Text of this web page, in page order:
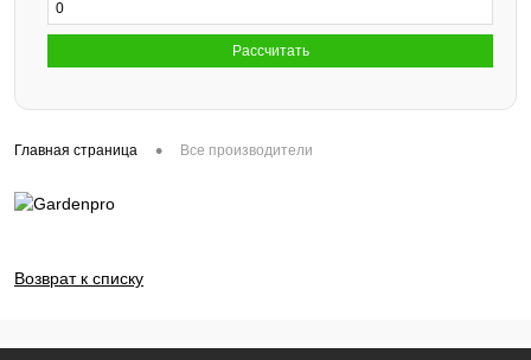
Рассчитать
Главная страница • Все производители
Возврат к списку